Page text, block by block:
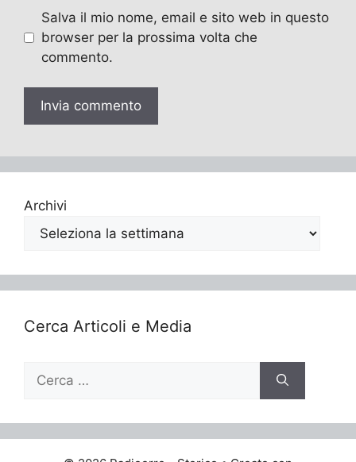
Salva il mio nome, email e sito web in questo
browser per la prossima volta che
commento.
Archivi
Cerca Articoli e Media
Ricerca